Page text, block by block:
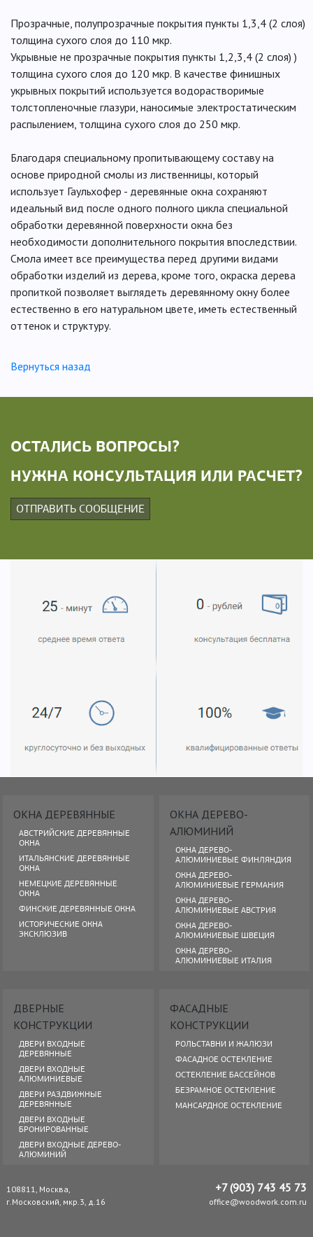
Прозрачные, полупрозрачные покрытия пункты 1,3,4 (2 слоя)
толщина сухого слоя до 110 мкр.
Укрывные не прозрачные покрытия пункты 1,2,3,4 (2 слоя) )
толщина сухого слоя до 120 мкр. В качестве финишных
укрывных покрытий используется водорастворимые
толстопленочные глазури, наносимые электростатическим
распылением, толщина сухого слоя до 250 мкр.
Благодаря специальному пропитывающему составу на
основе природной смолы из лиственницы, который
использует Гаульхофер - деревянные окна сохраняют
идеальный вид после одного полного цикла специальной
обработки деревянной поверхности окна без
необходимости дополнительного покрытия впоследствии.
Смола имеет все преимущества перед другими видами
обработки изделий из дерева, кроме того, окраска дерева
пропиткой позволяет выглядеть деревянному окну более
естественно в его натуральном цвете, иметь естественный
оттенок и структуру.
Вернуться назад
ОСТАЛИСЬ ВОПРОСЫ?
НУЖНА КОНСУЛЬТАЦИЯ ИЛИ РАСЧЕТ?
ОКНА ДЕРЕВЯННЫЕ
АВСТРИЙСКИЕ ДЕРЕВЯННЫЕ
ОКНА
ИТАЛЬЯНСКИЕ ДЕРЕВЯННЫЕ
ОКНА
НЕМЕЦКИЕ ДЕРЕВЯННЫЕ
ОКНА
ФИНСКИЕ ДЕРЕВЯННЫЕ ОКНА
ИСТОРИЧЕСКИЕ ОКНА
ЭКСКЛЮЗИВ
ОКНА ДЕРЕВО-
АЛЮМИНИЙ
ОКНА ДЕРЕВО-
АЛЮМИНИЕВЫЕ ФИНЛЯНДИЯ
ОКНА ДЕРЕВО-
АЛЮМИНИЕВЫЕ ГЕРМАНИЯ
ОКНА ДЕРЕВО-
АЛЮМИНИЕВЫЕ АВСТРИЯ
ОКНА ДЕРЕВО-
АЛЮМИНИЕВЫЕ ШВЕЦИЯ
ОКНА ДЕРЕВО-
АЛЮМИНИЕВЫЕ ИТАЛИЯ
ДВЕРНЫЕ
КОНСТРУКЦИИ
ДВЕРИ ВХОДНЫЕ
ДЕРЕВЯННЫЕ
ДВЕРИ ВХОДНЫЕ
АЛЮМИНИЕВЫЕ
ДВЕРИ РАЗДВИЖНЫЕ
ДЕРЕВЯННЫЕ
ДВЕРИ ВХОДНЫЕ
БРОНИРОВАННЫЕ
ДВЕРИ ВХОДНЫЕ ДЕРЕВО-
АЛЮМИНИЙ
ФАСАДНЫЕ
КОНСТРУКЦИИ
РОЛЬСТАВНИ И ЖАЛЮЗИ
ФАСАДНОЕ ОСТЕКЛЕНИЕ
ОСТЕКЛЕНИЕ БАССЕЙНОВ
БЕЗРАМНОЕ ОСТЕКЛЕНИЕ
МАНСАРДНОЕ ОСТЕКЛЕНИЕ
108811, Москва,
г.Московский, мкр.3, д.16
+7 (903) 743 45 73
office@woodwork.com.ru